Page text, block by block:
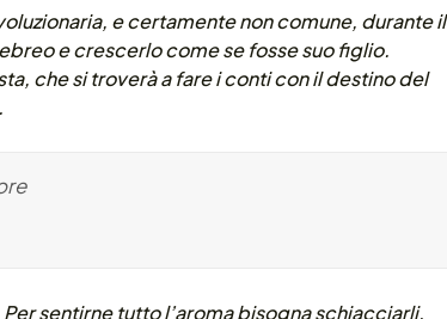
e certamente non comune, durante il
e crescerlo come se fosse suo figlio.
che si troverà a fare i conti con il destino del
sentirne tutto l’aroma bisogna schiacciarli.